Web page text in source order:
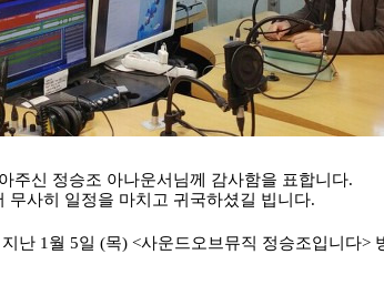
주신 정승조 아나운서님께 감사함을 표합니다.
무사히 일정을 마치고 귀국하셨길 빕니다.
난 1월 5일 (목) <사운드오브뮤직 정승조입니다>